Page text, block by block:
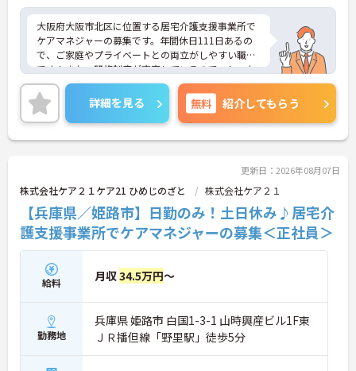
大阪府大阪市北区に位置する居宅介護支援事業所で
ケアマネジャーの募集です。年間休日111日あるの
で、ご家庭やプライベートとの両立がしやすい職場
です！また、研修制度が充実しているので、しっか
りと学べてスキルアップが可能です♪ご興味のある
方はご面接のポイントお伝えしますのでご気軽にお
問い合わせください。
詳細を見る 無料 紹介してもらう
更新日：2026年08月07日
株式会社ケア２１ケア21 ひめじのざと 株式会社ケア２１
【兵庫県／姫路市】日勤のみ！土日休み♪居宅介
護支援事業所でケアマネジャーの募集＜正社員＞
給料 月収34.5万円～
勤務地
兵庫県 姫路市 白国1-3-1 山時興産ビル1F東
ＪＲ播但線「野里駅」徒歩5分